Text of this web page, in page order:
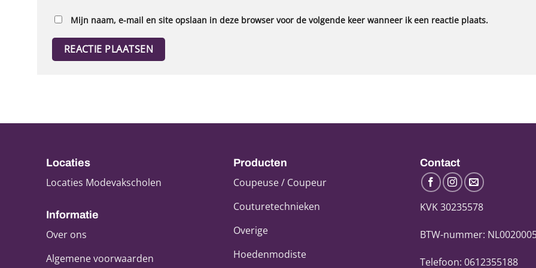
Mijn naam, e-mail en site opslaan in deze browser voor de volgende keer wanneer ik een reactie plaats.
Locaties
Locaties Modevakscholen
Informatie
Over ons
Algemene voorwaarden
Producten
Coupeuse / Coupeur
Couturetechnieken
Overige
Hoedenmodiste
Contact
KVK 30235578
BTW-nummer:
Telefoon: 0612355188